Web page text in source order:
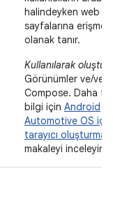
halindeyken web
sayfalarına
olanak tanır.
Kullanılarak
Görünümler ve/
Compose. Daha
bilgi için Android
Automotive OS için
tarayıcı oluşturma
makaleyi inceleyin.